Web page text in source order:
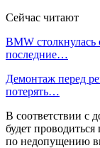
Сейчас читают
BMW
последние…
Демонтаж перед
потерять…
В соответствии с
будет
по недопущению